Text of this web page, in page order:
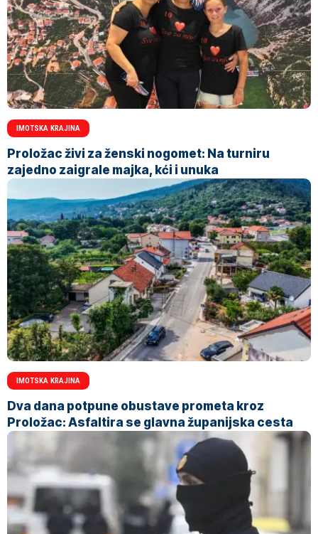
IMOTSKA KRAJINA
Proložac živi za ženski nogomet: Na turniru
zajedno zaigrale majka, kći i unuka
IMOTSKA KRAJINA
Dva dana potpune obustave prometa kroz
Proložac: Asfaltira se glavna županijska cesta